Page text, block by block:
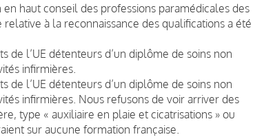
haut conseil des professions paramédicales des
à la reconnaissance des qualifications a été
de l’UE détenteurs d’un diplôme de soins non
infirmières.
de l’UE détenteurs d’un diplôme de soins non
infirmières. Nous refusons de voir arriver des
type « auxiliaire en plaie et cicatrisations » ou
sur aucune formation française.